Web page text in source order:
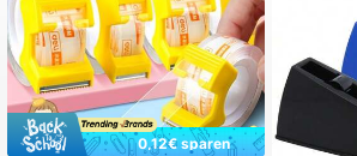
4,91 1.7K Follower
4,91 1.7K Follower
0,12€ sparen